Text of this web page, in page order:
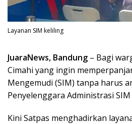
Layanan SIM keliling
JuaraNews, Bandung – Bagi
Cimahi yang ingin
Mengemudi (SIM) tanpa harus
Penyelenggara Administrasi SIM
Kini Satpas menghadirkan